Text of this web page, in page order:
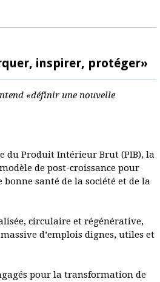
inspirer, protéger»
«définir une nouvelle
du Produit Intérieur Brut (PIB), la
de post-croissance pour
santé de la société et de la
circulaire et régénérative,
d’emplois dignes, utiles et
pour la transformation de